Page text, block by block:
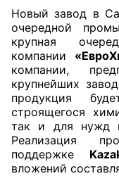
Новый завод в
очередной
крупная
компании
компании,
крупнейших
продукция
строящегося
так и для нужд
Реализация
поддержке
вложений